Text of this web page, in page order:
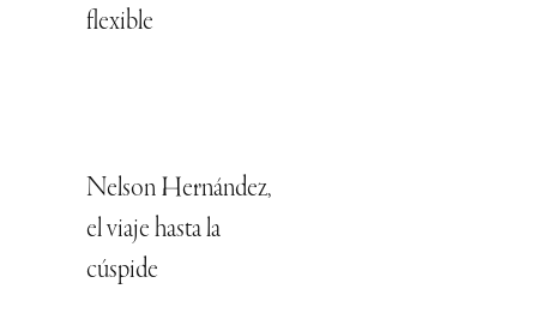
flexible
Nelson Hernández,
el viaje hasta la
cúspide